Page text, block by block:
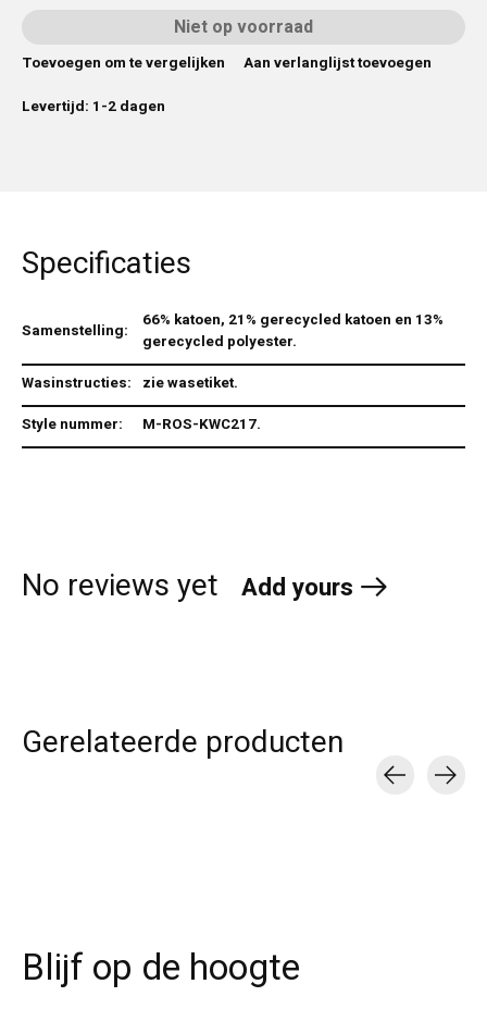
Niet op voorraad
Toevoegen om te vergelijken
Aan verlanglijst toevoegen
Levertijd: 1-2 dagen
Specificaties
Samenstelling:
66% katoen, 21% gerecycled katoen en 13%
gerecycled polyester.
Wasinstructies: zie wasetiket.
Style nummer:
M-ROS-KWC217.
No reviews yet Add yours
Gerelateerde producten
Blijf op de hoogte